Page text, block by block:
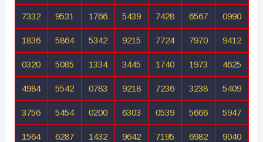
7332 9531 1766 5439 7428 6567 0990
1836 5864 5342 9215 7724 7970 9412
0320 5085 1334 3445 1740 1973 4625
4984 5542 0783 9218 7236 3238 5409
3756 5454 0200 6303 0539 5666 5947
1564 6287 1432 9642 7195 6982 9040